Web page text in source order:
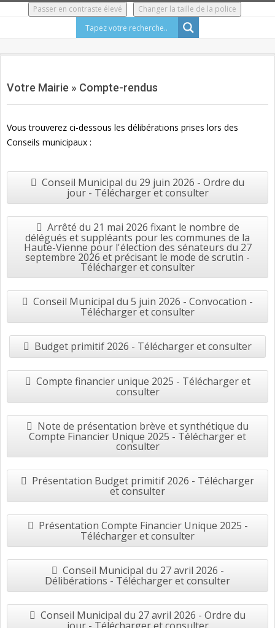
Passer en contraste élevé Changer la taille de la police
Menu
Votre Mairie » Compte-rendus
Vous trouverez ci-dessous les délibérations prises lors des
Conseils municipaux :
Conseil Municipal du 29 juin 2026 - Ordre du
jour - Télécharger et consulter
Arrêté du 21 mai 2026 fixant le nombre de
délégués et suppléants pour les communes de la
Haute-Vienne pour l'élection des sénateurs du 27
septembre 2026 et précisant le mode de scrutin -
Télécharger et consulter
Conseil Municipal du 5 juin 2026 - Convocation -
Télécharger et consulter
Budget primitif 2026 - Télécharger et consulter
Compte financier unique 2025 - Télécharger et
consulter
Note de présentation brève et synthétique du
Compte Financier Unique 2025 - Télécharger et
consulter
Présentation Budget primitif 2026 - Télécharger
et consulter
Présentation Compte Financier Unique 2025 -
Télécharger et consulter
Conseil Municipal du 27 avril 2026 -
Délibérations - Télécharger et consulter
Conseil Municipal du 27 avril 2026 - Ordre du